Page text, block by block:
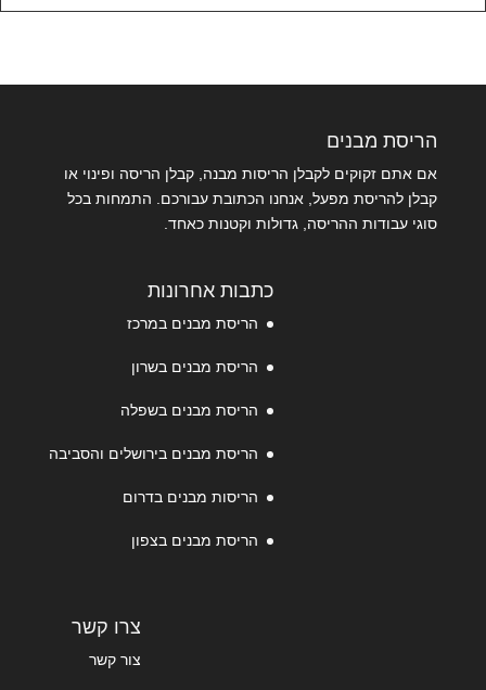
הריסת מבנים
אם אתם זקוקים לקבלן הריסות מבנה, קבלן הריסה ופינוי או
קבלן להריסת מפעל, אנחנו הכתובת עבורכם. התמחות בכל
סוגי עבודות ההריסה, גדולות וקטנות כאחד.
כתבות אחרונות
הריסת מבנים במרכז
הריסת מבנים בשרון
הריסת מבנים בשפלה
הריסת מבנים בירושלים והסביבה
הריסות מבנים בדרום
הריסת מבנים בצפון
צרו קשר
צור קשר